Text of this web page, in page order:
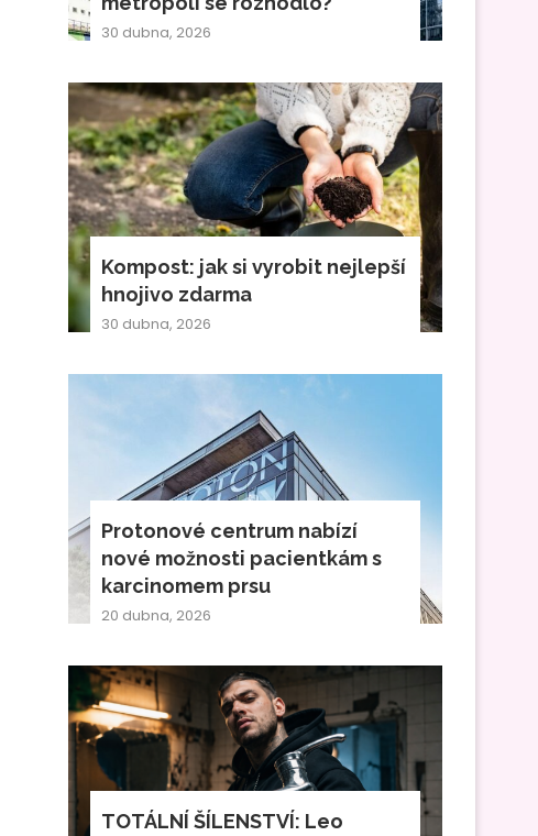
30 dubna, 2026
Kompost: jak si vyrobit nejlepší
hnojivo zdarma
30 dubna, 2026
Protonové centrum nabízí
nové možnosti pacientkám s
karcinomem prsu
20 dubna, 2026
TOTÁLNÍ ŠÍLENSTVÍ: Leo